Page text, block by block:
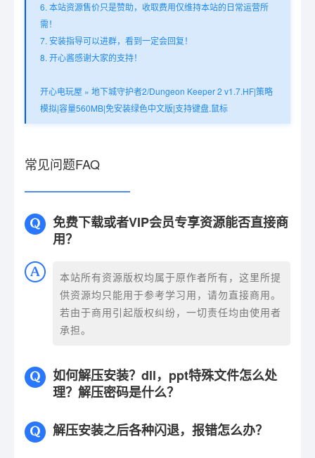
6. 本站资源售价只是赞助，收取费用仅维持本站的日常运营所
需！
7. 安装指导可以进群，看到一定会回复！
8. 开心酱感谢大家的支持！
开心电玩屋 » 地下城守护者2/Dungeon Keeper 2 v1.7.HF|策略
模拟|容量560MB|免安装绿色中文版|支持键盘.鼠标
常见问题FAQ
免费下载或者VIP会员专享资源能否直接商
用？
本站所有资源版权均属于原作者所有，这里所提
供资源均只能用于参考学习用，请勿直接商用。
若由于商用引起版权纠纷，一切责任均由使用者
承担。
如何解压安装？dll，ppt特殊文件怎么处
理？解压密码是什么？
解压安装之后各种闪退，报错怎么办？